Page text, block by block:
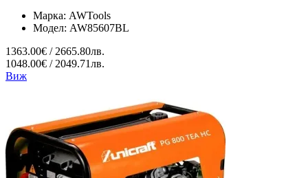
Марка: AWTools
Модел: AW85607BL
1363.00€ / 2665.80лв.
1048.00€ / 2049.71лв.
Виж